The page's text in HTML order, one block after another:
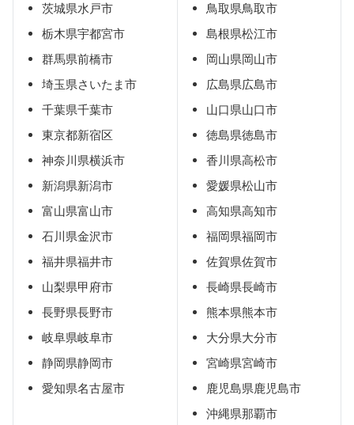
茨城県水戸市
栃木県宇都宮市
群馬県前橋市
埼玉県さいたま市
千葉県千葉市
東京都新宿区
神奈川県横浜市
新潟県新潟市
富山県富山市
石川県金沢市
福井県福井市
山梨県甲府市
長野県長野市
岐阜県岐阜市
静岡県静岡市
愛知県名古屋市
鳥取県鳥取市
島根県松江市
岡山県岡山市
広島県広島市
山口県山口市
徳島県徳島市
香川県高松市
愛媛県松山市
高知県高知市
福岡県福岡市
佐賀県佐賀市
長崎県長崎市
熊本県熊本市
大分県大分市
宮崎県宮崎市
鹿児島県鹿児島市
沖縄県那覇市